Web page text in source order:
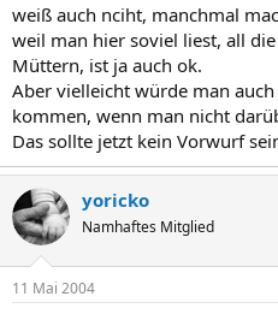
weiß auch nciht, manchmal
weil man hier soviel liest, all
Müttern, ist ja auch ok.
Aber vielleicht würde man
kommen, wenn man nicht
Das sollte jetzt kein Vorwurf
yoricko
Namhaftes Mitglied
11 Mai 2004